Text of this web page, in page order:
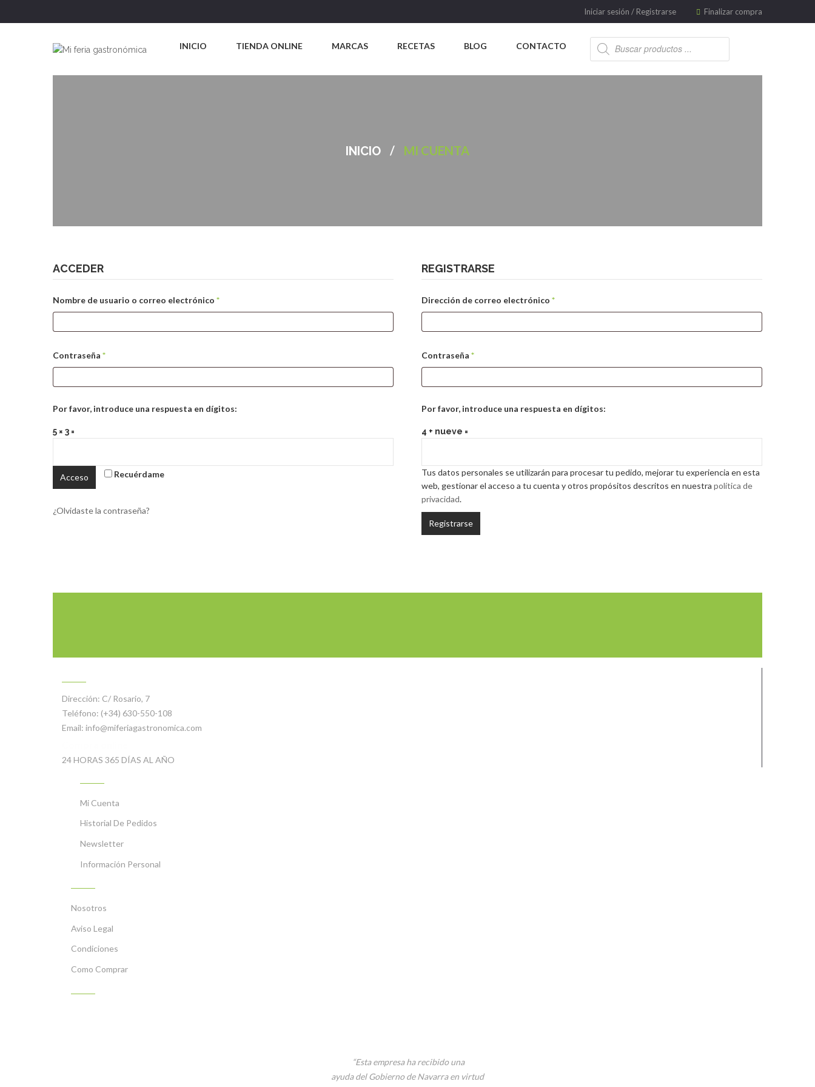
Iniciar sesión / Registrarse Finalizar compra
INICIO TIENDA ONLINE MARCAS RECETAS BLOG CONTACTO
INICIO / MI CUENTA
ACCEDER
Nombre de usuario o correo electrónico *Obligatorio
Contraseña *Obligatorio
Por favor, introduce una respuesta en dígitos:
5 × 3 =
Recuérdame
Acceso
¿Olvidaste la contraseña?
REGISTRARSE
Dirección de correo electrónico*Obligatorio
Contraseña*Obligatorio
Por favor, introduce una respuesta en dígitos:
4 + nueve =
Tus datos personales se utilizarán para procesar tu pedido, mejorar tu experiencia en esta
web, gestionar el acceso a tu cuenta y otros propósitos descritos en nuestrapolítica de
privacidad.
Registrarse
Dirección: C/ Rosario, 7
Teléfono: (+34) 630-550-108
Email: info@miferiagastronomica.com
24 HORAS 365 DÍAS AL AÑO
Mi Cuenta
Historial De Pedidos
Newsletter
Información Personal
Nosotros
Aviso Legal
Condiciones
Como Comprar
“Esta empresa ha recibido una
ayuda del Gobierno de Navarra en virtud